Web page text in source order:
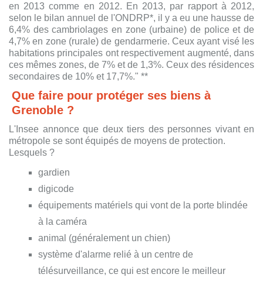
en 2013 comme en 2012. En 2013, par rapport à 2012,
selon le bilan annuel de l'ONDRP*, il y a eu une hausse de
6,4% des cambriolages en zone (urbaine) de police et de
4,7% en zone (rurale) de gendarmerie. Ceux ayant visé les
habitations principales ont respectivement augmenté, dans
ces mêmes zones, de 7% et de 1,3%. Ceux des résidences
secondaires de 10% et 17,7%." **
Que faire pour protéger ses biens à
Grenoble ?
L'Insee annonce que deux tiers des personnes vivant en
métropole se sont équipés de moyens de protection.
Lesquels ?
gardien
digicode
équipements matériels qui vont de la porte blindée
à la caméra
animal (généralement un chien)
système d'alarme relié à un centre de
télésurveillance, ce qui est encore le meilleur